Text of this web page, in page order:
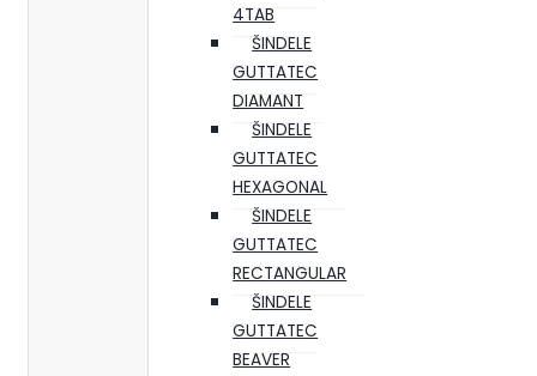
4TAB
ŠINDELE
GUTTATEC
DIAMANT
ŠINDELE
GUTTATEC
HEXAGONAL
ŠINDELE
GUTTATEC
RECTANGULAR
ŠINDELE
GUTTATEC
BEAVER